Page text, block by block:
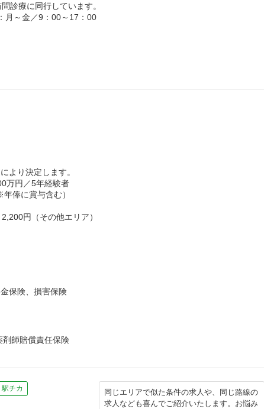
診療に同行しています。
月～金／9：00～17：00
より決定します。
万円／5年経験者
俸に賞与含む）
円（その他エリア）
保険、損害保険
師賠償責任保険
駅チカ
同じエリアで似た条件の求人や、同じ路線の
求人なども喜んでご紹介いたします。お悩み